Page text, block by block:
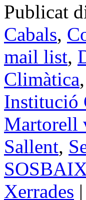
Publicat
Cabals,
mail list,
Climàtica,
Institució
Martorell
Sallent,
Xerrades |